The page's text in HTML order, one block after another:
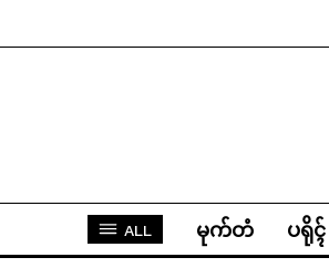
ALL မုက်တံ ပရိုၚ်